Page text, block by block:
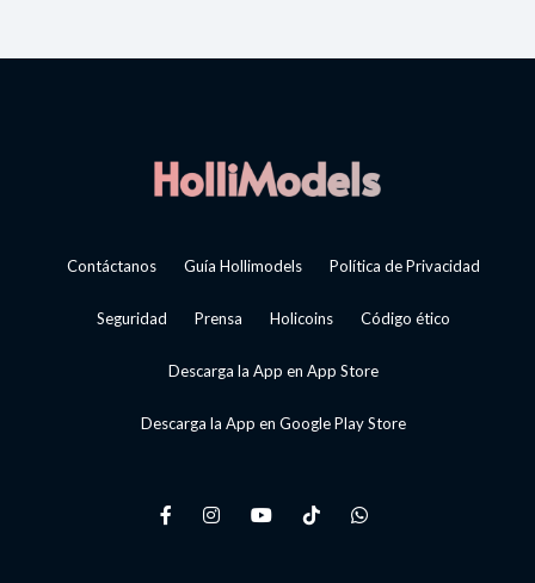
Contáctanos Guía Hollimodels Política de Privacidad
Seguridad Prensa Holicoins Código ético
Descarga la App en App Store
Descarga la App en Google Play Store